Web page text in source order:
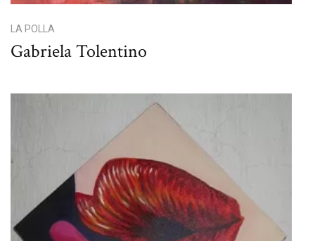
LA POLLA
Gabriela Tolentino